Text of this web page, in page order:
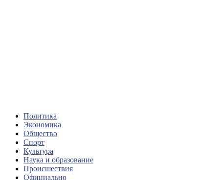
Политика
Экономика
Общество
Спорт
Культура
Наука и образование
Происшествия
Официально